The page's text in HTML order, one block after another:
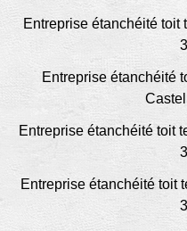
Entreprise étanchéité
Entreprise étanchéité
Entreprise étanchéité toit
Entreprise étanchéité toit